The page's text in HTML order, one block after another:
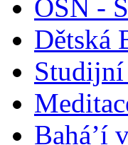
OSN -
Dětská
Studijní
Bahá’í